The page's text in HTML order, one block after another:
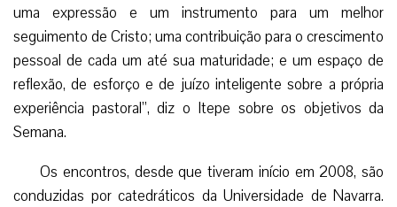
uma expressão e um instrumento para um melhor
seguimento de Cristo; uma contribuição para o crescimento
pessoal de cada um até sua maturidade; e um espaço de
reflexão, de esforço e de juízo inteligente sobre a própria
experiência pastoral”, diz o Itepe sobre os objetivos da
Semana.
Os encontros, desde que tiveram início em 2008, são
conduzidas por catedráticos da Universidade de Navarra.